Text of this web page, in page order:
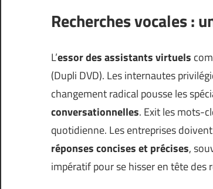
Recherches vocales :
L’essor des assistants virtuels
(Dupli DVD). Les internautes
changement radical pousse les
conversationnelles. Exit les mots-
quotidienne. Les entreprises
réponses concises et précises,
impératif pour se hisser en tête des